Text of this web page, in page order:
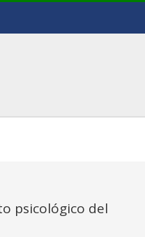
psicológico del